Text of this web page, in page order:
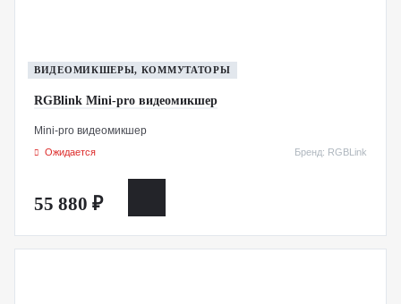
ВИДЕОМИКШЕРЫ, КОММУТАТОРЫ
RGBlink Mini-pro видеомикшер
Mini-pro видеомикшер
Ожидается Бренд: RGBLink
55 880 ₽